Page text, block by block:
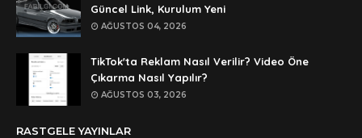
Anonymous
dedezıplatan31 beğend👌
Anonymous
rar dosyasının şifresi nedir
Güncel Link, Kurulum Yeni
AĞUSTOS 04, 2026
TikTok'ta Reklam Nasıl Verilir? Video Öne
Çıkarma Nasıl Yapılır?
AĞUSTOS 03, 2026
RASTGELE YAYINLAR